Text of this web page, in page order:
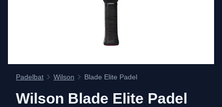
Padelbat Wilson Blade Elite Padel
Wilson Blade Elite Padel